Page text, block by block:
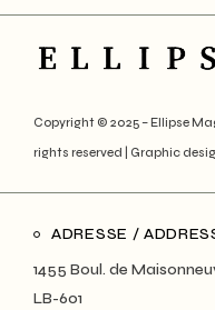
Copyright © 2025 – Ellipse
rights reserved | Graphic
ADRESSE /
1455 Boul. de
LB-601